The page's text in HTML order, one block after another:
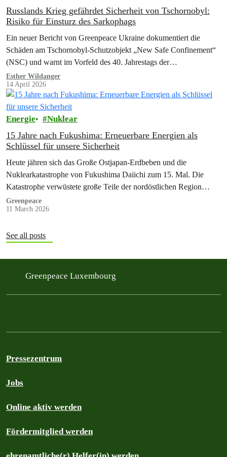
Russlands Krieg gefährdet Sicherheit von Tschornobyl:
Risiko für Einsturz des Sarkophags
Ein neuer Bericht von Greenpeace Ukraine dokumentiert die
Schäden am Tschornobyl-Schutzobjekt „New Safe Confinement“
(NSC) und warnt im Vorfeld des 40. Jahrestags der…
Esther Wildanger
14 April 2026
Energie Nuklear
15 Jahre nach Fukushima: Erneuerbare Energien als
Schlüssel für unsere Sicherheit
Heute jähren sich das Große Ostjapan-Erdbeben und die
Nuklearkatastrophe von Fukushima Daiichi zum 15. Mal. Die
Katastrophe verwüstete große Teile der nordöstlichen Region
Japans. Greenpeace spricht den Opfern und ihren…
Greenpeace
11 March 2026
See all posts
Greenpeace Luxembourg
Pressezentrum
Jobs
Online aktiv werden
Fördermitglied werden